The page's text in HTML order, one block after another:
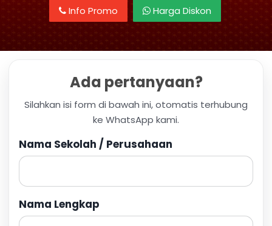
Info Promo Harga Diskon
Ada pertanyaan?
Silahkan isi form di bawah ini, otomatis terhubung
ke WhatsApp kami.
Nama Sekolah / Perusahaan
Nama Lengkap